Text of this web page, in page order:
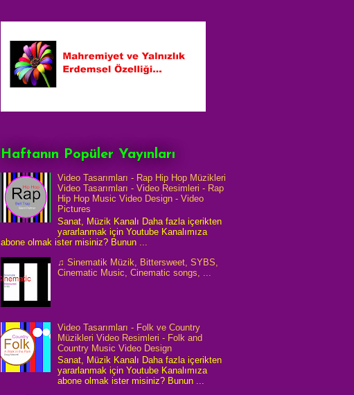
Haftanın Popüler Yayınları
Video Tasarımları - Rap Hip Hop Müzikleri
Video Tasarımları - Video Resimleri - Rap
Hip Hop Music Video Design - Video
Pictures
Sanat, Müzik Kanalı Daha fazla içerikten
yararlanmak için Youtube Kanalımıza
abone olmak ister misiniz? Bunun ...
♫ Sinematik Müzik, Bittersweet, SYBS,
Cinematic Music, Cinematic songs, ...
Video Tasarımları - Folk ve Country
Müzikleri Video Resimleri - Folk and
Country Music Video Design
Sanat, Müzik Kanalı Daha fazla içerikten
yararlanmak için Youtube Kanalımıza
abone olmak ister misiniz? Bunun ...